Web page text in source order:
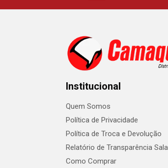
Institucional
Quem Somos
Política de Privacidade
Política de Troca e Devolução
Relatório de Transparência
Como Comprar